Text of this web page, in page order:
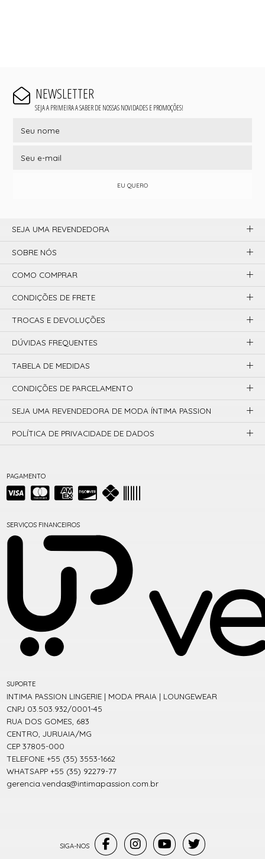
NEWSLETTER
SEJA A PRIMEIRA A SABER DE NOSSAS NOVIDADES E PROMOÇÕES!
EU QUERO
PAGAMENTO
SERVIÇOS FINANCEIROS
SUPORTE
INTIMA PASSION LINGERIE | MODA PRAIA | LOUNGEWEAR
CNPJ 03.503.932/0001-45
RUA DOS GOMES, 683
CENTRO, JURUAIA/MG
CEP 37805-000
TELEFONE +55 (35) 3553-1662
WHATSAPP +55 (35) 92279-77
gerencia.vendas@intimapassion.com.br
SEJA UMA REVENDEDORA
SOBRE NÓS
COMO COMPRAR
CONDIÇÕES DE FRETE
TROCAS E DEVOLUÇÕES
DÚVIDAS FREQUENTES
TABELA DE MEDIDAS
CONDIÇÕES DE PARCELAMENTO
SEJA UMA REVENDEDORA DE MODA ÍNTIMA PASSION
POLÍTICA DE PRIVACIDADE DE DADOS